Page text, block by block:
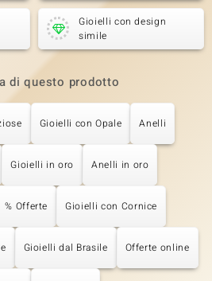
Gioielli con design
simile
di questo prodotto
Gioielli con Opale Anelli
Gioielli in oro Anelli in oro
% Offerte Gioielli con Cornice
Gioielli dal Brasile Offerte online